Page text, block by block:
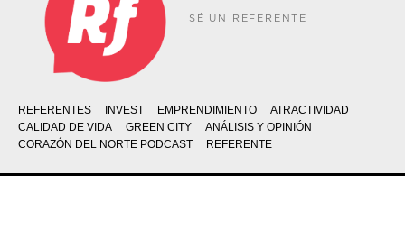
SÉ UN REFERENTE
REFERENTES INVEST EMPRENDIMIENTO
ATRACTIVIDAD
CALIDAD DE VIDA
GREEN CITY
ANÁLISIS Y OPINIÓN
CORAZÓN DEL NORTE PODCAST
REFERENTE